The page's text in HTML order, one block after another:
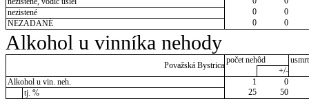
nezistené
0
0
NEZADANÉ
0 0
Alkohol u vinníka nehody
Považská Bystrica
počet nehôd
+/-
Alkohol u vin. neh.
1
0
tj. %
25 50